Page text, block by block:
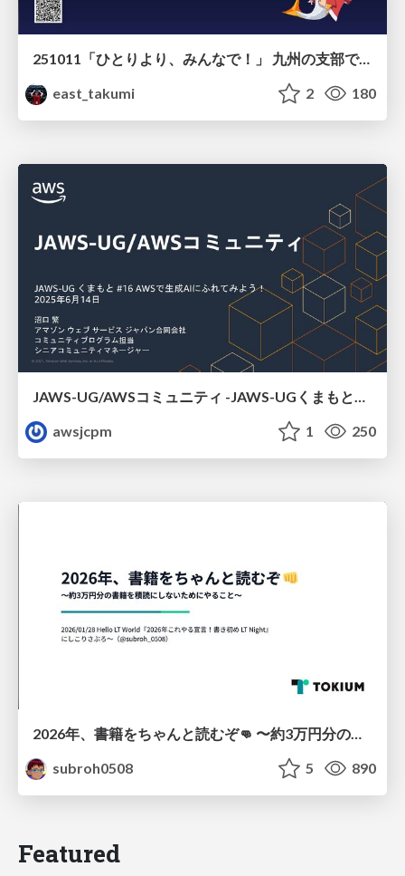
251011「ひとりより、みんなで！」 九州の支部で始めた、新しい連携のかたち
east_takumi
2 180
awsjcpm
1 250
2026年、書籍をちゃんと読むぞ👊 〜約3万円分の書籍を積読にしないためにやること〜
subroh0508
5 890
Featured